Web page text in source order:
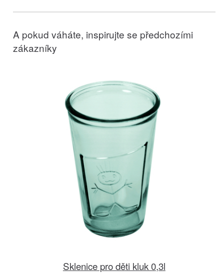
A pokud váháte, inspirujte se předchozími
zákazníky
Sklenice pro děti kluk 0,3l